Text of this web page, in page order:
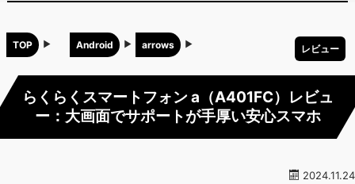
TOP Android arrows レビュー
らくらくスマートフォン a（A401FC）レビュ
ー：大画面でサポートが手厚い安心スマホ
2024.11.24